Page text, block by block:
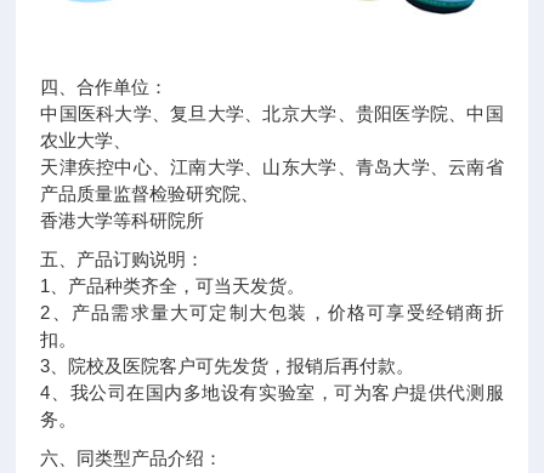
四、合作单位：
中国医科大学、复旦大学、北京大学、贵阳医学院、中国
农业大学、
天津疾控中心、江南大学、山东大学、青岛大学、云南省
产品质量监督检验研究院、
香港大学等科研院所
五、产品订购说明：
1、产品种类齐全，可当天发货。
2、产品需求量大可定制大包装，价格可享受经销商折
扣。
3、院校及医院客户可先发货，报销后再付款。
4、我公司在国内多地设有实验室，可为客户提供代测服
务。
六、同类型产品介绍：